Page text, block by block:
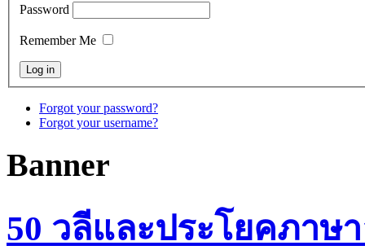
Password
Remember Me
Forgot your password?
Forgot your username?
Banner
50 วลีและประโยคภาษ